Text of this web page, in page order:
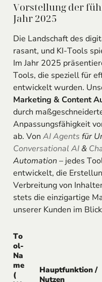
Vorstellung der
Jahr 2025
Die Landschaft des
rasant, und KI-Tools
Im Jahr 2025
Tools, die speziell für
entwickelt wurden.
Marketing & Content
durch
Anpassungsfähigkeit
ab. Von AI Agents für
Conversational AI&
Automation– jedes
entwickelt, die
Verbreitung von
stets die einzigartige
unserer Kunden im
To
ol-
Na
me
(
Hauptfunktion /
Nutzen